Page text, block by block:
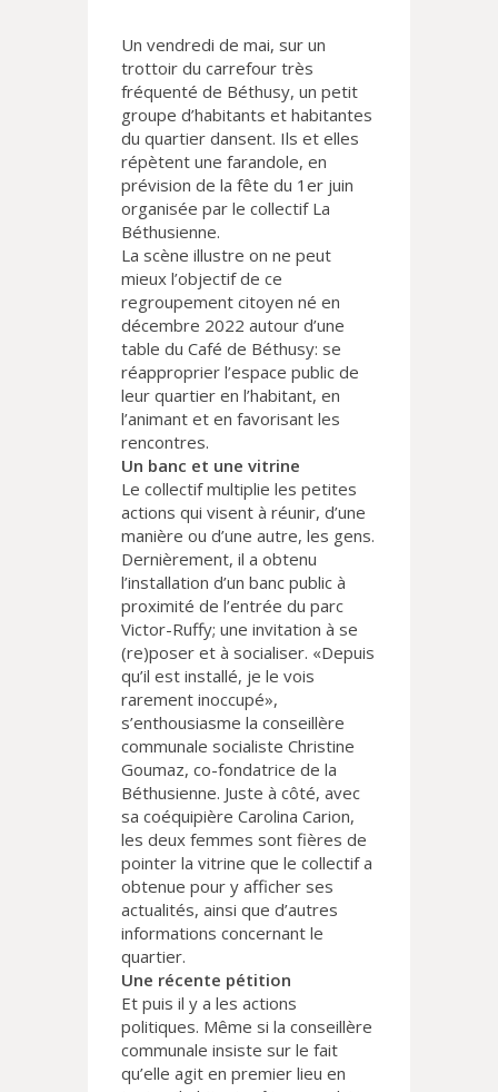
Un vendredi de mai, sur un
trottoir du carrefour très
fréquenté de Béthusy, un petit
groupe d’habitants et habitantes
du quartier dansent. Ils et elles
répètent une farandole, en
prévision de la fête du 1er juin
organisée par le collectif La
Béthusienne.
La scène illustre on ne peut
mieux l’objectif de ce
regroupement citoyen né en
décembre 2022 autour d’une
table du Café de Béthusy: se
réapproprier l’espace public de
leur quartier en l’habitant, en
l’animant et en favorisant les
rencontres.
Un banc et une vitrine
Le collectif multiplie les petites
actions qui visent à réunir, d’une
manière ou d’une autre, les gens.
Dernièrement, il a obtenu
l’installation d’un banc public à
proximité de l’entrée du parc
Victor-Ruffy; une invitation à se
(re)poser et à socialiser. «Depuis
qu’il est installé, je le vois
rarement inoccupé»,
s’enthousiasme la conseillère
communale socialiste Christine
Goumaz, co-fondatrice de la
Béthusienne. Juste à côté, avec
sa coéquipière Carolina Carion,
les deux femmes sont fières de
pointer la vitrine que le collectif a
obtenue pour y afficher ses
actualités, ainsi que d’autres
informations concernant le
quartier.
Une récente pétition
Et puis il y a les actions
politiques. Même si la conseillère
communale insiste sur le fait
qu’elle agit en premier lieu en